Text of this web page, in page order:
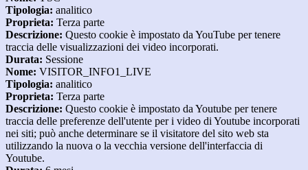
Tipologia: analitico
Proprieta: Terza parte
Descrizione: Questo cookie è impostato da YouTube per tenere
traccia delle visualizzazioni dei video incorporati.
Durata: Sessione
Nome: VISITOR_INFO1_LIVE
Tipologia: analitico
Proprieta: Terza parte
Descrizione: Questo cookie è impostato da Youtube per tenere
traccia delle preferenze dell'utente per i video di Youtube incorporati
nei siti; può anche determinare se il visitatore del sito web sta
utilizzando la nuova o la vecchia versione dell'interfaccia di
Youtube.